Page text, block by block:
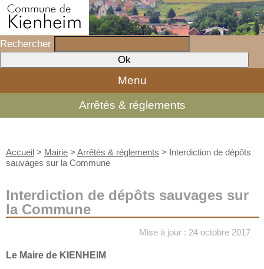
Rechercher
Menu
Arrêtés & réglements
Accueil > Mairie > Arrêtés & réglements > Interdiction de dépôts
sauvages sur la Commune
Interdiction de dépôts sauvages sur
la Commune
Mise à jour : 24 octobre 2017
Le Maire de KIENHEIM